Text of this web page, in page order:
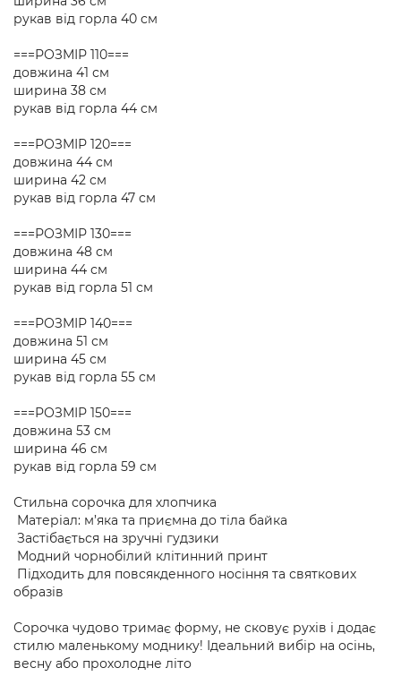
рукав від горла 40 см
===РОЗМІР 110===
довжина 41 см
ширина 38 см
рукав від горла 44 см
===РОЗМІР 120===
довжина 44 см
ширина 42 см
рукав від горла 47 см
===РОЗМІР 130===
довжина 48 см
ширина 44 см
рукав від горла 51 см
===РОЗМІР 140===
довжина 51 см
ширина 45 см
рукав від горла 55 см
===РОЗМІР 150===
довжина 53 см
ширина 46 см
рукав від горла 59 см
Стильна сорочка для хлопчика
Матеріал: м’яка та приємна до тіла байка
Застібається на зручні гудзики
Модний чорнобілий клітинний принт
Підходить для повсякденного носіння та святкових
образів
Сорочка чудово тримає форму, не сковує рухів і додає
стилю маленькому моднику! Ідеальний вибір на осінь,
весну або прохолодне літо